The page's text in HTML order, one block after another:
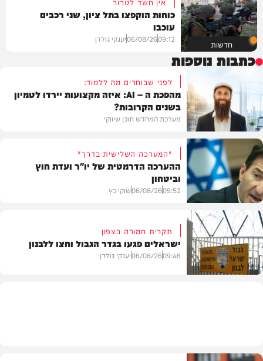
חדשות
כוחות הוקפצו בתל ציון, שני רכבים
עוכבו
09:12
06/08/26יענקי גולדן
כתבות נוספות
תוכן שיווקי
לפני שבוחרים מה ללמוד:
מהפכת ה – AI: איזה מקצועות יירדו לטמיון
בשנים הקרובות?
מערכת המחדש תוכן שיווקי
חדשות
"המערכה השלישית בדרך"
ההערכה הדרמטית של יו"ר ועדת חוץ
וביטחון
09:52
06/08/26שוקי כץ
תקרית חמורה בצפון
ישראלים פגעו בגדר הגבול וחצו ללבנון
09:46
06/08/26יענקי גולדן